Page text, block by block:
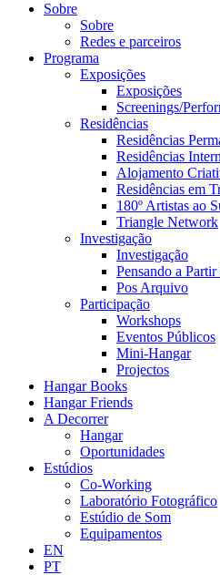
Sobre
Sobre
Redes e parceiros
Programa
Exposições
Exposições
Screenings/
Residências
Residências
Residências
Alojamento
Residências em
180º Artistas ao
Triangle Network
Investigação
Investigação
Pensando a
Pos Arquivo
Participação
Workshops
Eventos Públicos
Mini-Hangar
Projectos
Hangar Books
Hangar Friends
A Decorrer
Hangar
Oportunidades
Estúdios
Co-Working
Laboratório Fotográfico
Estúdio de Som
Equipamentos
EN
PT